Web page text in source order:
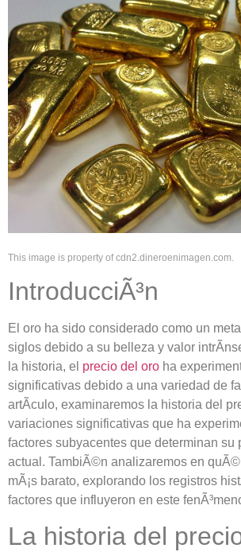
This image is property of cdn2.dineroenimagen.com.
IntroducciÃ³n
El oro ha sido considerado como un
siglos debido a su belleza y valor
la historia, el precio del oro ha
significativas debido a una variedad de
artÃ­culo, examinaremos la historia del
variaciones significativas que ha
factores subyacentes que determinan su
actual. TambiÃ©n analizaremos en quÃ©
mÃ¡s barato, explorando los registros
factores que influyeron en este
La historia del